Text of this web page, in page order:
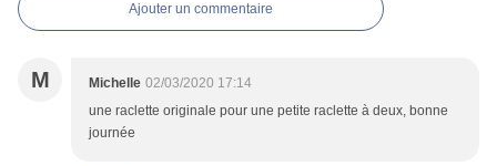
Ajouter un commentaire
M Michelle 02/03/2020 17:14
une raclette originale pour une petite raclette à deux, bonne
journée